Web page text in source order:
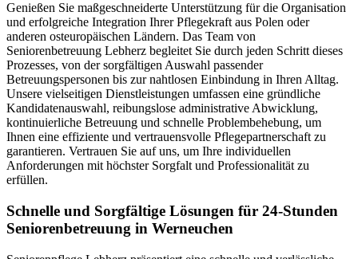
Genießen Sie maßgeschneiderte Unterstützung für die Organisation
und erfolgreiche Integration Ihrer Pflegekraft aus Polen oder
anderen osteuropäischen Ländern. Das Team von
Seniorenbetreuung Lebherz begleitet Sie durch jeden Schritt dieses
Prozesses, von der sorgfältigen Auswahl passender
Betreuungspersonen bis zur nahtlosen Einbindung in Ihren Alltag.
Unsere vielseitigen Dienstleistungen umfassen eine gründliche
Kandidatenauswahl, reibungslose administrative Abwicklung,
kontinuierliche Betreuung und schnelle Problembehebung, um
Ihnen eine effiziente und vertrauensvolle Pflegepartnerschaft zu
garantieren. Vertrauen Sie auf uns, um Ihre individuellen
Anforderungen mit höchster Sorgfalt und Professionalität zu
erfüllen.
Schnelle und Sorgfältige Lösungen für 24-Stunden
Seniorenbetreuung in Werneuchen